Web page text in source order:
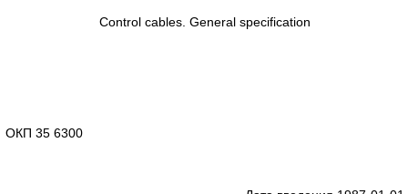
Control cables. General specification
ОКП 35 6300